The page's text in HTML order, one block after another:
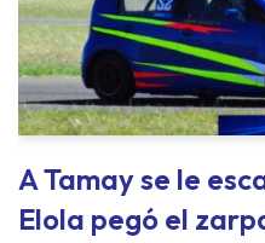
A Tamay se le
Elola pegó el